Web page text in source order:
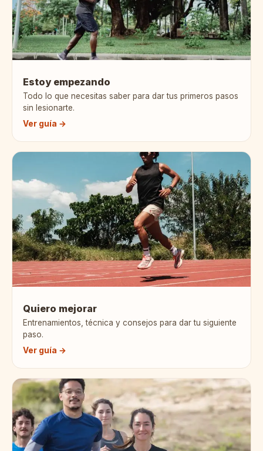
Estoy empezando
Todo lo que necesitas saber para dar tus primeros pasos
sin lesionarte.
Ver guía →
Quiero mejorar
Entrenamientos, técnica y consejos para dar tu siguiente
paso.
Ver guía →